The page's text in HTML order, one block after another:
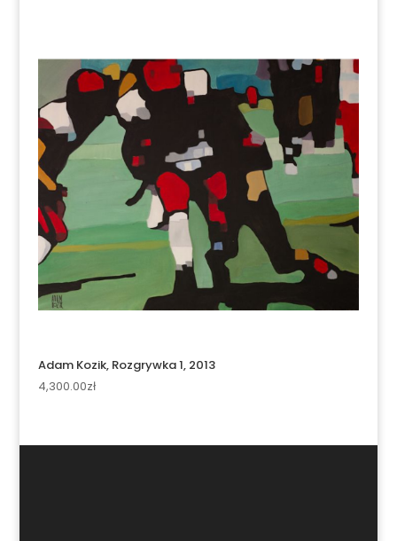
Adam Kozik, Rozgrywka 1, 2013
4,300.00zł